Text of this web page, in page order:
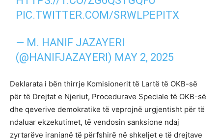
PIC.TWITTER.COM/SRWLPEPITX
— M. HANIF JAZAYERI
(@HANIFJAZAYERI) MAY 2, 2025
Deklarata i bën thirrje Komisionerit të Lartë të OKB-së
për të Drejtat e Njeriut, Procedurave Speciale të OKB-së
dhe qeverive demokratike të veprojnë urgjentisht për të
ndaluar ekzekutimet, të vendosin sanksione ndaj
zyrtarëve iranianë të përfshirë në shkeljet e të drejtave